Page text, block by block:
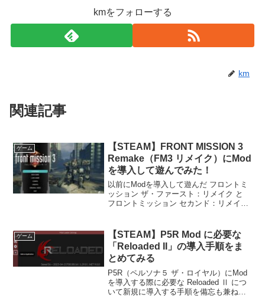
kmをフォローする
km
関連記事
ゲーム
【STEAM】FRONT MISSION 3
Remake（FM3 リメイク）にMod
を導入して遊んでみた！
以前にModを導入して遊んだ フロントミ
ッション ザ・ファースト：リメイク と
フロントミッション セカンド：リメイク
ン サード：リメイク 通称：...
ゲーム
【STEAM】P5R Mod に必要な
「Reloaded II」の導入手順をま
とめてみる
P5R（ペルソナ５ ザ・ロイヤル）にMod
を導入する際に必要な Reloaded Ⅱ につ
いて新規に導入する手順を備忘も兼ねて